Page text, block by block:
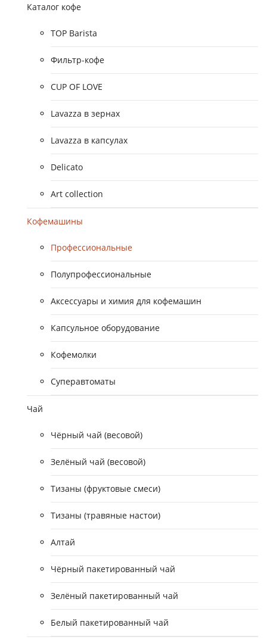
Каталог кофе
TOP Barista
Фильтр-кофе
CUP OF LOVE
Lavazza в зернах
Lavazza в капсулах
Delicato
Art collection
Кофемашины
Профессиональные
Полупрофессиональные
Аксессуары и химия для кофемашин
Капсульное оборудование
Кофемолки
Суперавтоматы
Чай
Чёрный чай (весовой)
Зелёный чай (весовой)
Тизаны (фруктовые смеси)
Тизаны (травяные настои)
Алтай
Чёрный пакетированный чай
Зелёный пакетированный чай
Белый пакетированный чай